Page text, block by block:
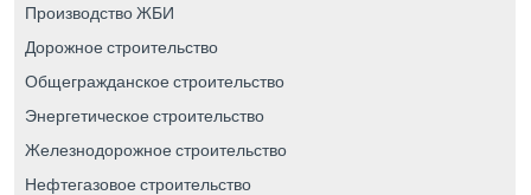
Производство ЖБИ
Дорожное строительство
Общегражданское строительство
Энергетическое строительство
Железнодорожное строительство
Нефтегазовое строительство